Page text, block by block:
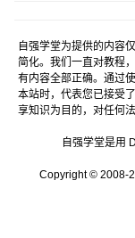
自强学堂为提供的内容
简化。我们一直对教程
有内容全部正确。通过
本站时，代表您已接受
享知识为目的，对任何
自强学堂是用
Copyright © 2008-